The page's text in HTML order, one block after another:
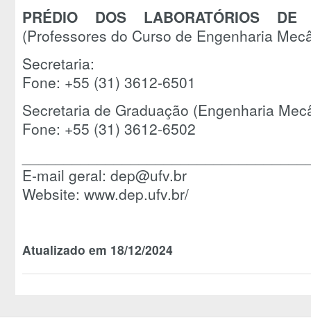
PRÉDIO DOS LABORATÓRIOS
(Professores do Curso de Engenharia
Secretaria:
Fone: +55 (31) 3612-6501
Secretaria de Graduação (Engenharia
Fone: +55 (31) 3612-6502
E-mail geral: dep@ufv.br
Website: www.dep.ufv.br/
Atualizado em 18/12/2024